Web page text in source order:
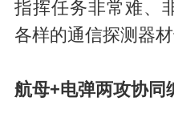
指挥任务非常难、
各样的通信探测器材
航母+电弹两攻协同